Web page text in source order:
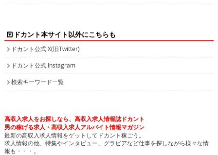
ドカント本サイト以外にこちらも
ドカント公式 X(旧Twitter)
ドカント公式 Instagram
検索キーワード一覧
高収入求人をお探しなら、高収入求人情報誌ドカント
男の稼げる求人・高収入求人アルバイト情報マガジン
最新の高収入求人情報をゲットしてドカント稼ごう。
求人情報の他、特集やインタビュー、グラビアなど仕事を探しながら様々な情
報も・・・。